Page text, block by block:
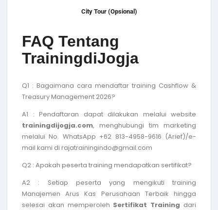
City Tour (Opsional)
FAQ Tentang
TrainingdiJogja
Q1 : Bagaimana cara mendaftar training Cashflow &
Treasury Management 2026?
A1 : Pendaftaran dapat dilakukan melalui website
trainingdijogja.com, menghubungi tim marketing
melalui No. WhatsApp +62 813-4958-9616 (Arief)/e-
mail kami di rajatrainingindo@gmail.com
Q2 : Apakah peserta training mendapatkan sertifikat?
A2 : Setiap peserta yang mengikuti training
Manajemen Arus Kas Perusahaan Terbaik hingga
selesai akan memperoleh Sertifikat Training dari